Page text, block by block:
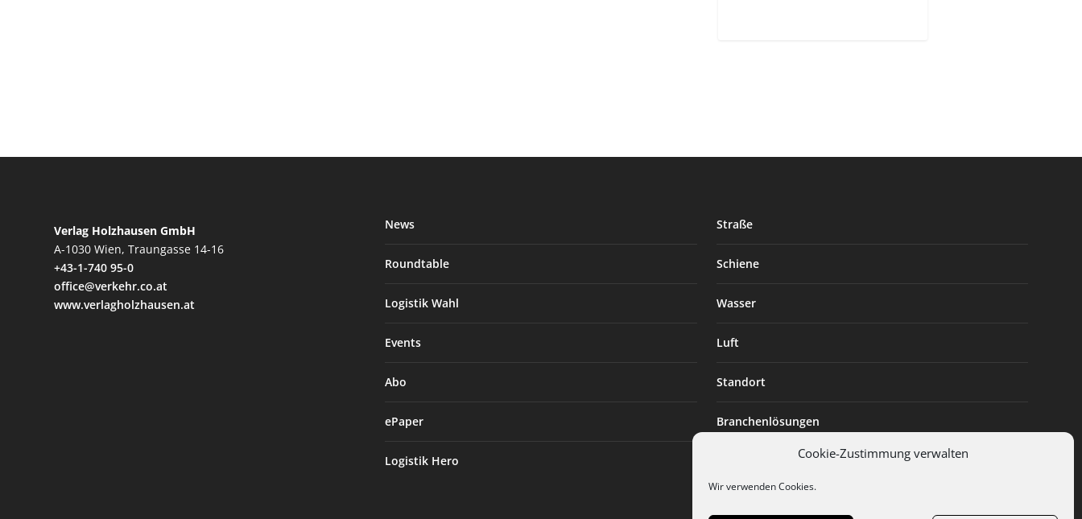
Cookie-Zustimmung verwalten
Wir verwenden Cookies.
Verlag Holzhausen GmbH
A-1030 Wien, Traungasse 14-16
+43-1-740 95-0
office@verkehr.co.at
www.verlagholzhausen.at
News
Roundtable
Logistik Wahl
Events
Abo
ePaper
Logistik Hero
Straße
Schiene
Wasser
Luft
Standort
Branchenlösungen